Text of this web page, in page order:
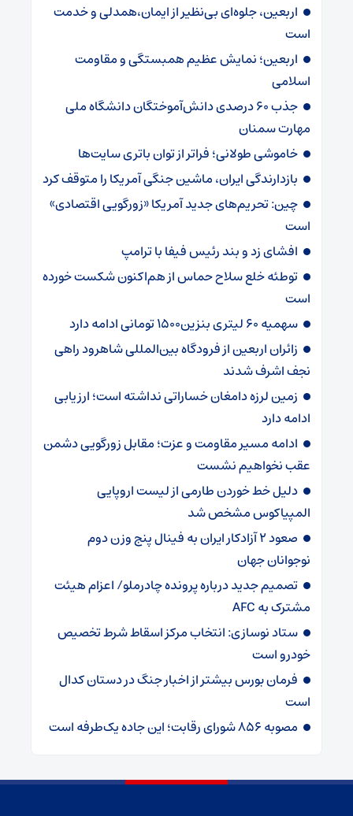
اربعین، جلوه‌ای بی‌نظیر از ایمان،همدلی و خدمت
است
اربعین؛ نمایش عظیم همبستگی و مقاومت
اسلامی
جذب ۶۰ درصدی دانش‌آموختگان دانشگاه ملی
مهارت سمنان
خاموشی طولانی؛ فراتر از توان باتری سایت‌ها
بازدارندگی ایران، ماشین جنگی آمریکا را متوقف کرد
چین: تحریم‌های جدید آمریکا «زورگویی اقتصادی»
است
افشای زد و بند رئیس فیفا با ترامپ
توطئه خلع سلاح حماس از هم‌اکنون شکست خورده
است
سهمیه ۶۰ لیتری بنزین۱۵۰۰ تومانی ادامه دارد
زائران اربعین از فرودگاه بین‌المللی شاهرود راهی
نجف اشرف شدند
زمین لرزه دامغان خساراتی نداشته است؛ ارزیابی
ادامه دارد
ادامه مسیر مقاومت و عزت؛ مقابل زورگویی دشمن
عقب نخواهیم نشست
دلیل خط خوردن طارمی از لیست اروپایی
المپیاکوس مشخص شد
صعود ۲ آزادکار ایران به فینال پنج وزن دوم
نوجوانان جهان
تصمیم جدید درباره پرونده چادرملو/ اعزام هیئت
مشترک به AFC
ستاد نوسازی: انتخاب مرکز اسقاط شرط تخصیص
خودرو است
فرمان بورس بیشتر از اخبار جنگ در دستان کدال
است
مصوبه ۸۵۶ شورای رقابت؛ این جاده یک‌طرفه است